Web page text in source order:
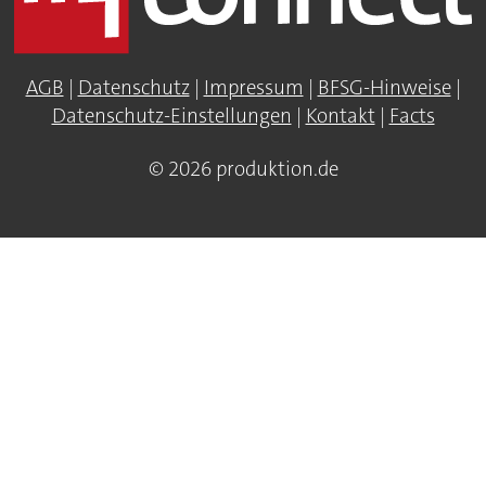
AGB | Datenschutz| Impressum | BFSG-Hinweise|
Datenschutz-Einstellungen | Kontakt| Facts
© 2026 produktion.de